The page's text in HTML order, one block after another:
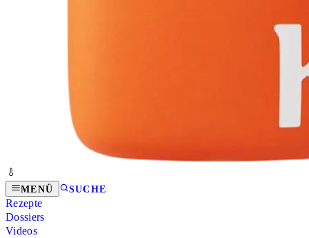
MENÜ SUCHE
Rezepte
Dossiers
Videos